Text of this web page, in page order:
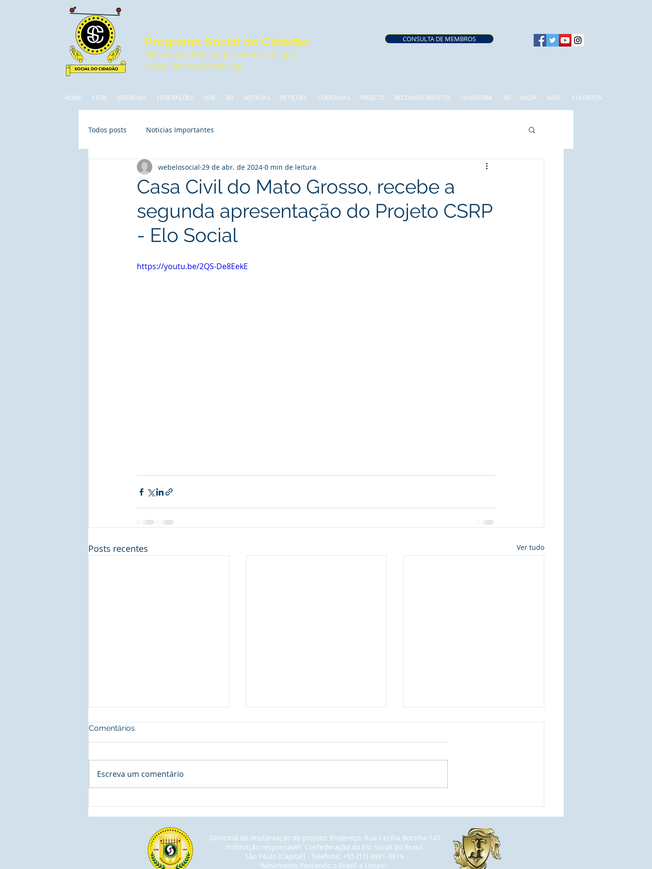
Programa Social do Cidadão
"Movimento Passando o Brasil a Limpo".
CNPJ: 08.573.345/0001-46
CONSULTA DE MEMBROS
HOME CESB VIVENCIAIS FEDERAÇÕES DNE RD NOTÍCIAS PETIÇÕES COMENDAS PROJETO RECONHECIMENTOS OUVIDORIA 3D MIDIA RASC CONTATOS
Todos posts Noticias Importantes
Casa Civil do Mato Grosso, recebe a
segunda apresentação do Projeto CSRP
- Elo Social
webelosocial 29 de abr. de 2024 0 min de leitura
https://youtu.be/2QS-De8EekE
Posts recentes Ver tudo
do Elo Social Brasil,
explicada pela Inteligência
Brasil
Social.
Comentários
Escreva um comentário
Diretoria de implantação de projeto: Endereço: Rua Cecília Bonilha 145
Instituição responsável: Confederação do Elo Social do Brasil
São Paulo (Capital) - Telefone: +55 (11) 3991-9919
"Movimento Passando o Brasil a Limpo".